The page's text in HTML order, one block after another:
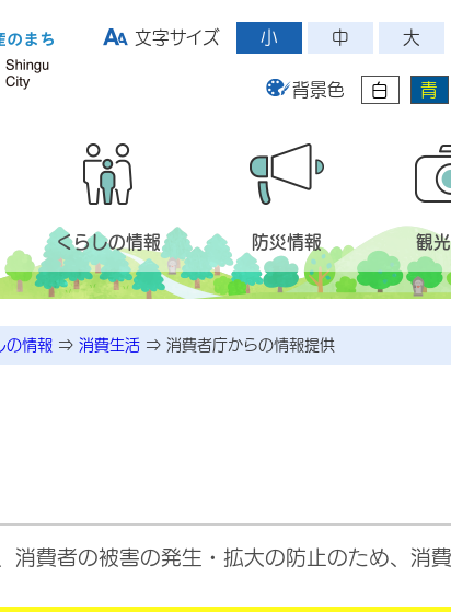
文字サイズ
小 中 大
背景色 白 青
くらしの情報 防災情報 観
の情報 ⇒ 消費生活 ⇒ 消費者庁からの情報提供
消費者の被害の発生・拡大の防止のため、消